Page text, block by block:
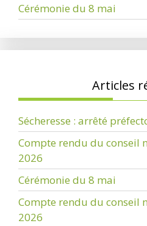
Cérémonie du 8 mai
Articles
Sécheresse : arrêté
Compte rendu du conseil
2026
Cérémonie du 8 mai
Compte rendu du conseil
2026